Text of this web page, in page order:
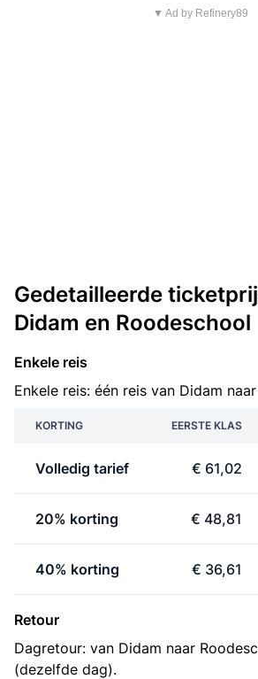
▼ Ad by Refinery89
Gedetailleerde
Didam en Roodeschool
Enkele reis
Enkele reis: één reis van Didam
KORTING EERSTE KLAS
Volledig tarief € 61,02
20% korting € 48,81
40% korting € 36,61
Retour
Dagretour: van Didam naar
(dezelfde dag).